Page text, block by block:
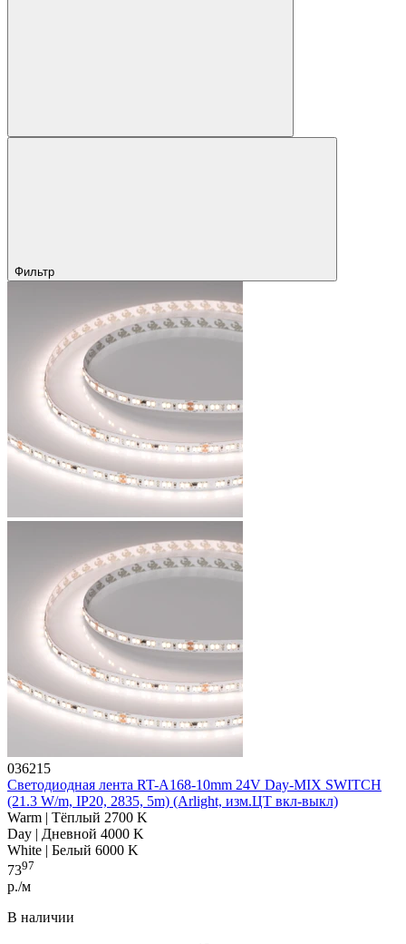
Фильтр
036215
Светодиодная лента RT-A168-10mm 24V Day-MIX SWITCH
(21.3 W/m, IP20, 2835, 5m) (Arlight, изм.ЦТ вкл-выкл)
Warm | Тёплый 2700 K
Day | Дневной 4000 K
White | Белый 6000 K
7397
р./м
В наличии